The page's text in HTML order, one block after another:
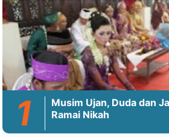
Musim Ujan, Duda dan
Ramai Nikah